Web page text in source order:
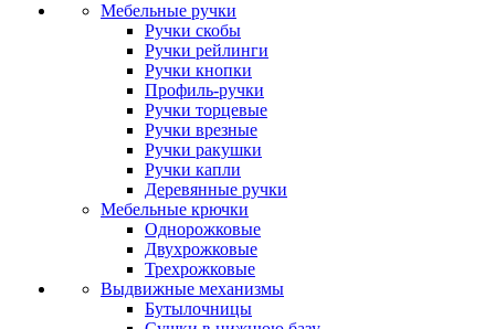
Мебельные ручки
Ручки скобы
Ручки рейлинги
Ручки кнопки
Профиль-ручки
Ручки торцевые
Ручки врезные
Ручки ракушки
Ручки капли
Деревянные ручки
Мебельные крючки
Однорожковые
Двухрожковые
Трехрожковые
Выдвижные механизмы
Бутылочницы